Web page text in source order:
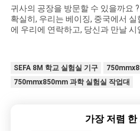
귀사의 공장을 방문할 수 있을까요 ?
확실히, 우리는 베이징, 중국에서
에 우리에 연락하고, 당신과 만날 시
SEFA 8M 학교 실험실 기구
750mmx850mm 과학 실험실 작업대
가장 저렴 한